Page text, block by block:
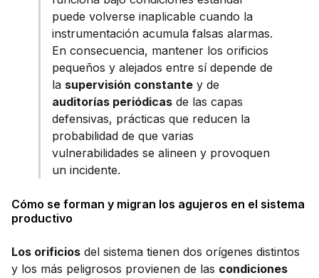
puede volverse inaplicable cuando la
instrumentación acumula falsas alarmas.
En consecuencia, mantener los orificios
pequeños y alejados entre sí depende de
la supervisión constante y de
auditorías periódicas de las capas
defensivas, prácticas que reducen la
probabilidad de que varias
vulnerabilidades se alineen y provoquen
un incidente.
Cómo se forman y migran los agujeros en el sistema
productivo
Los orificios del sistema tienen dos orígenes distintos
y los más peligrosos provienen de las condiciones